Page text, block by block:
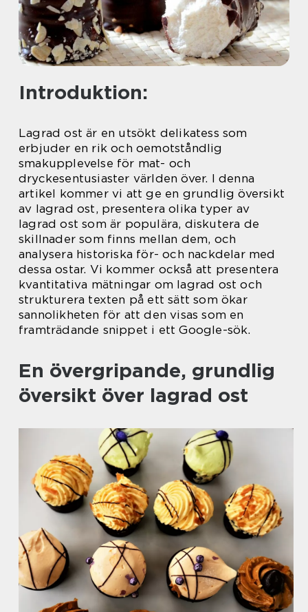
Introduktion:
Lagrad ost är en utsökt delikatess som
erbjuder en rik och oemotståndlig
smakupplevelse för mat- och
dryckesentusiaster världen över. I denna
artikel kommer vi att ge en grundlig översikt
av lagrad ost, presentera olika typer av
lagrad ost som är populära, diskutera de
skillnader som finns mellan dem, och
analysera historiska för- och nackdelar med
dessa ostar. Vi kommer också att presentera
kvantitativa mätningar om lagrad ost och
strukturera texten på ett sätt som ökar
sannolikheten för att den visas som en
framträdande snippet i ett Google-sök.
En övergripande, grundlig
översikt över lagrad ost